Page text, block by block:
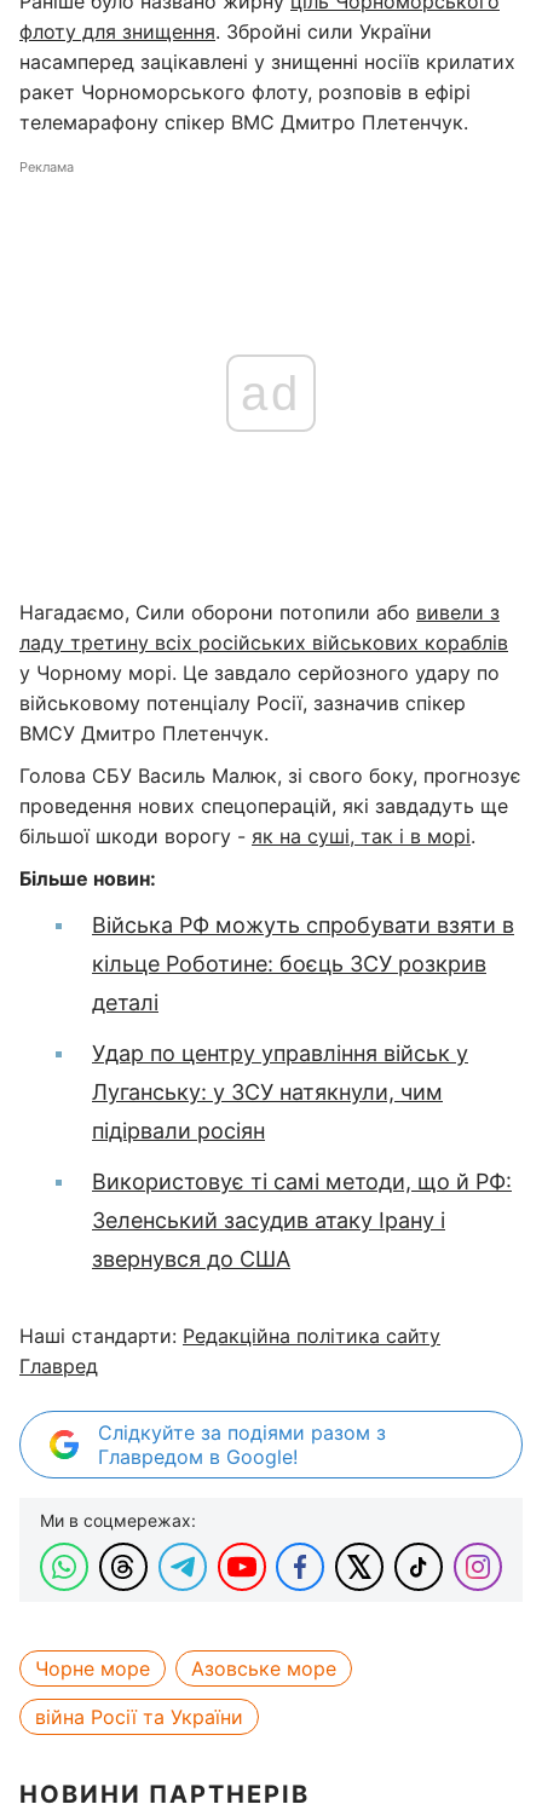
флоту для знищення. Збройні сили України
насамперед зацікавлені у знищенні носіїв крилатих
ракет Чорноморського флоту, розповів в ефірі
телемарафону спікер ВМС Дмитро Плетенчук.
Реклама
ad
Нагадаємо, Сили оборони потопили або вивели з
ладу третину всіх російських військових кораблів
у Чорному морі. Це завдало серйозного удару по
військовому потенціалу Росії, зазначив спікер
ВМСУ Дмитро Плетенчук.
Голова СБУ Василь Малюк, зі свого боку, прогнозує
проведення нових спецоперацій, які завдадуть ще
більшої шкоди ворогу - як на суші, так і в морі.
Більше новин:
Війська РФ можуть спробувати взяти в
кільце Роботине: боєць ЗСУ розкрив
деталі
Удар по центру управління військ у
Луганську: у ЗСУ натякнули, чим
підірвали росіян
Використовує ті самі методи, що й РФ:
Зеленський засудив атаку Ірану і
звернувся до США
Наші стандарти: Редакційна політика сайту
Главред
Слідкуйте за подіями разом з
Главредом в Google!
Ми в соцмережах:
Чорне море
Азовське море
війна Росії та України
НОВИНИ ПАРТНЕРІВ